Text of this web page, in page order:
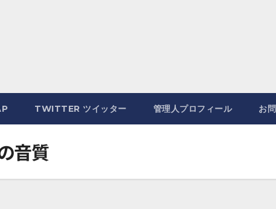
TWITTER ツイッター 管理人プロフィール お
音質